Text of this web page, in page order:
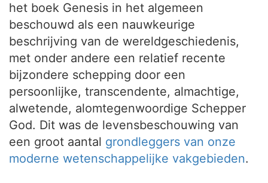
het boek Genesis in het algemeen
beschouwd als een nauwkeurige
beschrijving van de wereldgeschiedenis,
met onder andere een relatief recente
bijzondere schepping door een
persoonlijke, transcendente, almachtige,
alwetende, alomtegenwoordige Schepper
God. Dit was de levensbeschouwing van
een groot aantal grondleggers van onze
moderne wetenschappelijke vakgebieden.